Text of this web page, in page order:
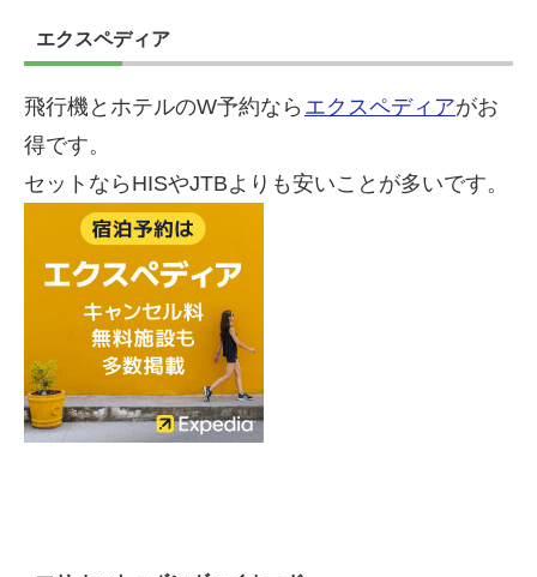
エクスペディア
飛行機とホテルのW予約なら エクスペディアがお
得です。
セットならHISやJTBよりも安いことが多いです。